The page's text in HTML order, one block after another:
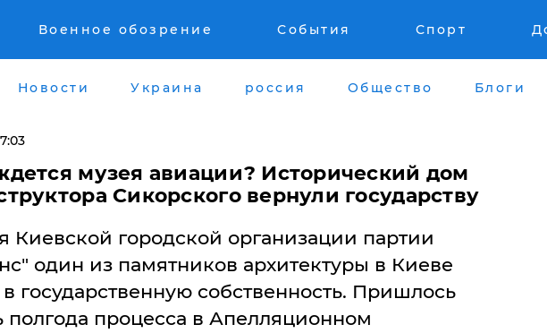
Военное обозрение События Спорт
Новости Украина россия Общество Блоги
музея авиации? Исторический дом
Сикорского вернули государству
Киевской городской организации партии
один из памятников архитектуры в Киеве
государственную собственность. Пришлось
полгода процесса в Апелляционном